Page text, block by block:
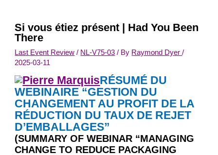
Si vous étiez présent | Had You Been
There
Last Event Review / NL-V75-03 / By Raymond Dyer/
2025-03-11
RÉSUMÉ DU
WEBINAIRE “GESTION DU
CHANGEMENT AU PROFIT DE LA
RÉDUCTION DU TAUX DE REJET
D’EMBALLAGES”
(SUMMARY OF WEBINAR “MANAGING
CHANGE TO REDUCE PACKAGING